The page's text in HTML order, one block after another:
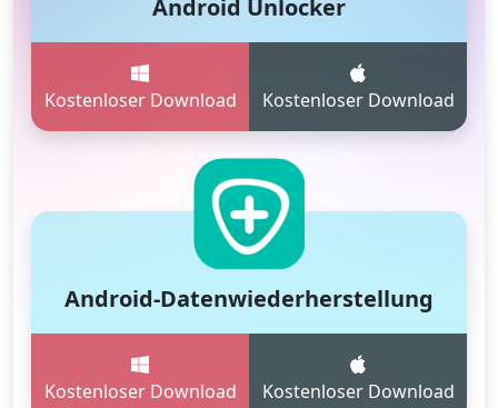
Android Unlocker
Kostenloser Download Kostenloser Download
Android-Datenwiederherstellung
Kostenloser Download Kostenloser Download